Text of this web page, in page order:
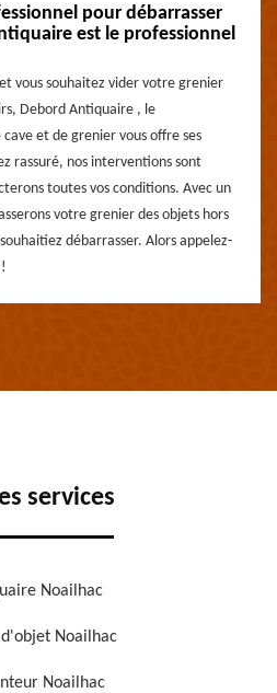
pour débarrasser
est le professionnel
vous souhaitez vider votre grenier
Debord Antiquaire , le
et de grenier vous offre ses
rassuré, nos interventions sont
toutes vos conditions. Avec un
votre grenier des objets hors
débarrasser. Alors appelez-
services
Noailhac
d'objet Noailhac
Noailhac